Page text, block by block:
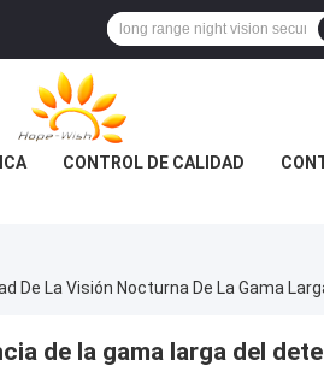
CONTROL DE CALIDAD
De La Visión Nocturna De La Gama
de la gama larga del